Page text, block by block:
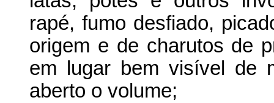
rapé, fumo desfiado,
origem e de charutos de
em lugar bem visível de
aberto o volume;